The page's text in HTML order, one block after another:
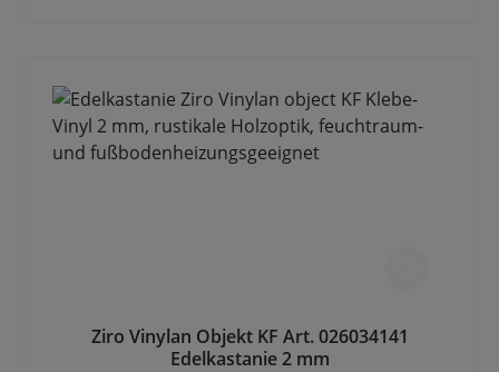
Ziro Vinylan Objekt KF Art. 026034141
Edelkastanie 2 mm